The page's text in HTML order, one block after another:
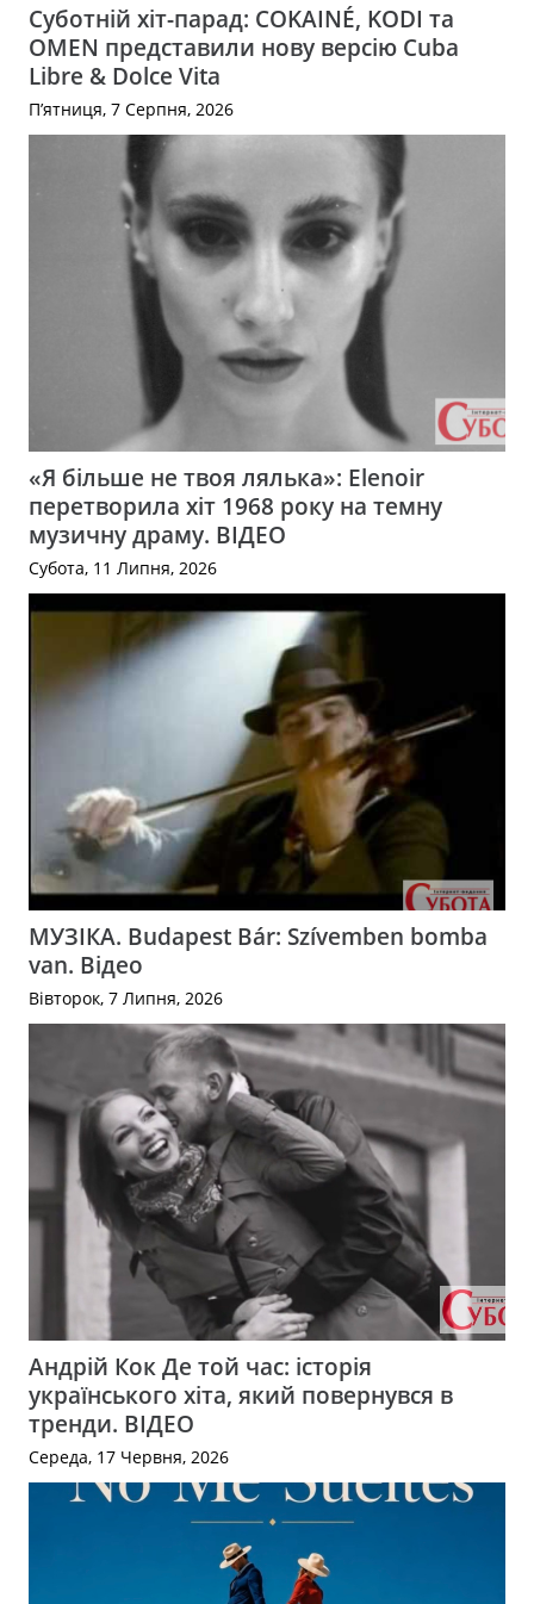
Суботній хіт-парад: COKAINÉ, KODI та
OMEN представили нову версію Cuba
Libre & Dolce Vita
П’ятниця, 7 Серпня, 2026
«Я більше не твоя лялька»: Elenoir
перетворила хіт 1968 року на темну
музичну драму. ВІДЕО
Субота, 11 Липня, 2026
МУЗІКА. Budapest Bár: Szívemben bomba
van. Відео
Вівторок, 7 Липня, 2026
Андрій Кок Де той час: історія
українського хіта, який повернувся в
тренди. ВІДЕО
Середа, 17 Червня, 2026